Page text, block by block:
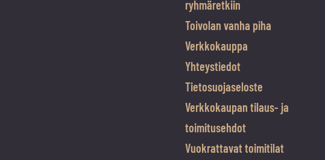
ryhmäretkiin
Toivolan vanha piha
Verkkokauppa
Yhteystiedot
Tietosuojaseloste
Verkkokaupan tilaus- ja
toimitusehdot
Vuokrattavat toimitilat